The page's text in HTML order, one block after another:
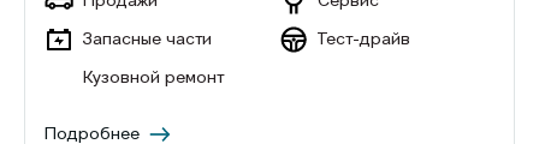
Запасные части Тест-драйв
Кузовной ремонт
Подробнее